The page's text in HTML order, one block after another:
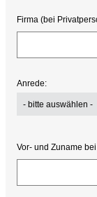
Firma (bei
Anrede:
- bitte auswählen -
Vor- und Zuname